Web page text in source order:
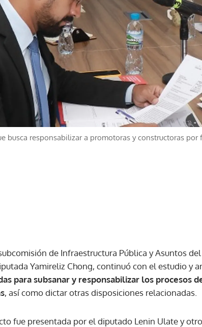
busca responsabilizar a promotoras y constructoras por
de Infraestructura Pública y Asuntos
Yamireliz Chong, continuó con el estudio y
para subsanar y responsabilizar los procesos
, así como dictar otras disposiciones relacionadas.
fue presentada por el diputado Lenin Ulate y